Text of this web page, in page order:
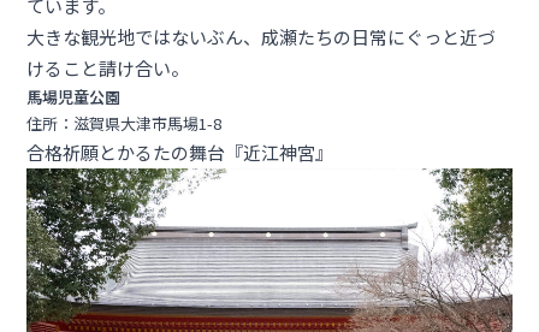
ています。
大きな観光地ではないぶん、成瀬たちの日常にぐっと近づ
けること請け合い。
馬場児童公園
住所：滋賀県大津市馬場1-8
合格祈願とかるたの舞台『近江神宮』